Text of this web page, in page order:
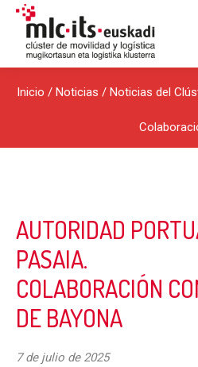
Inicio / Noticias / Noticias del
AUTORIDAD
PASAIA.
COLABORACIÓN
DE BAYONA
7 de julio de 2025